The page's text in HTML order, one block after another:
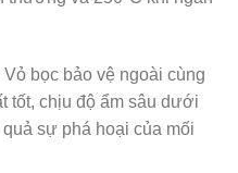
Vỏ bọc bảo vệ ngoài cùng
tốt, chịu độ ẩm sâu dưới
sự phá hoại của mối